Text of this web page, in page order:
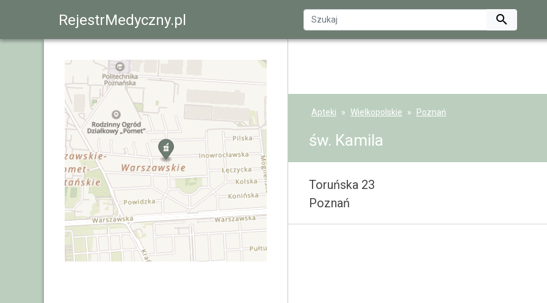
RejestrMedyczny.pl 
Apteki Wielkopolskie Poznań
św. Kamila
Toruńska 23
Poznań